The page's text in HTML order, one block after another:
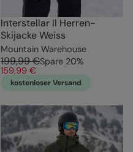
Interstellar II Herren-
Skijacke Weiss
Mountain Warehouse
199,99 €Spare 20%
159,99 €
kostenloser Versand